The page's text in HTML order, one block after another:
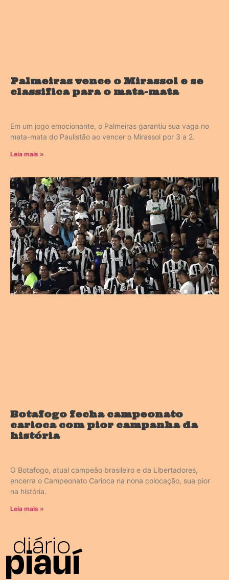
Palmeiras vence o Mirassol e se
classifica para o mata-mata
Em um jogo emocionante, o Palmeiras garantiu sua vaga no
mata-mata do Paulistão ao vencer o Mirassol por 3 a 2.
Leia mais »
Botafogo fecha campeonato
carioca com pior campanha da
história
O Botafogo, atual campeão brasileiro e da Libertadores,
encerra o Campeonato Carioca na nona colocação, sua pior
na história.
Leia mais »